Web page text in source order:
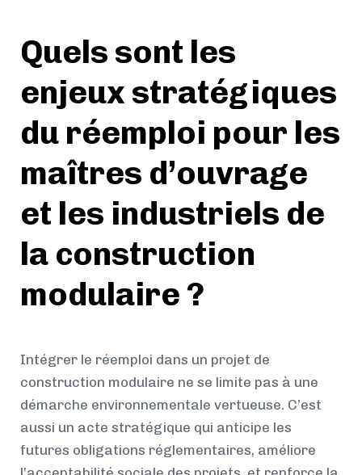
Quels sont les
enjeux stratégiques
du réemploi pour les
maîtres d’ouvrage
et les industriels de
la construction
modulaire ?
Intégrer le réemploi dans un projet de
construction modulaire ne se limite pas à une
démarche environnementale vertueuse. C’est
aussi un acte stratégique qui anticipe les
futures obligations réglementaires, améliore